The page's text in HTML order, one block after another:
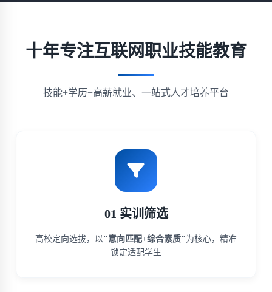
十年专注互联网职业技能教育
技能+学历+高薪就业、一站式人才培养平台
01 实训筛选
高校定向选拔，以"意向匹配+综合素质"为核心，精准
锁定适配学生